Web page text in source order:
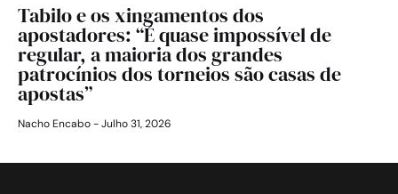
Tabilo e os xingamentos dos
apostadores: “É quase impossível de
regular, a maioria dos grandes
patrocínios dos torneios são casas de
apostas”
Nacho Encabo Julho 31, 2026